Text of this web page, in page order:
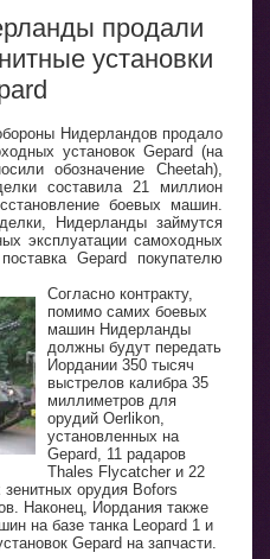
продали
установки
Нидерландов продало
установок Gepard (на
обозначение Cheetah),
составила 21 миллион
боевых машин.
Нидерланды займутся
эксплуатации самоходных
Gepard покупателю
Согласно контракту,
помимо самих боевых
машин Нидерланды
должны будут передать
Иордании 350 тысяч
выстрелов калибра 35
миллиметров для
орудий Oerlikon,
установленных на
Gepard, 11 радаров
Thales Flycatcher и 22
орудия Bofors
Наконец, Иордания также
на базе танка Leopard 1 и
Gepard на запчасти.